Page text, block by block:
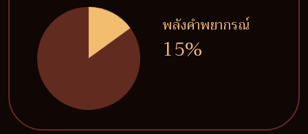
พลังคำพยากรณ์
15%